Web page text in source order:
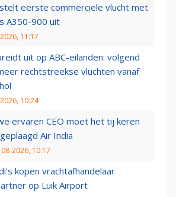
eerste commerciële vlucht met
A350-900 uit
11:17
uit op ABC-eilanden: volgend
rechtstreekse vluchten vanaf
10:24
ervaren CEO moet het tij keren
Air India
2026, 10:17
kopen vrachtafhandelaar
op Luik Airport